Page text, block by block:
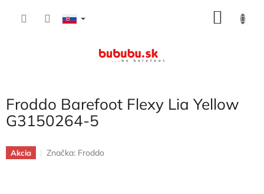
Froddo Barefoot Flexy Lia Yellow
G3150264-5
Akcia Značka: Froddo